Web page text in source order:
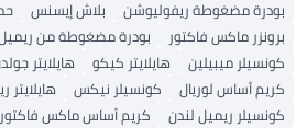
بودرة مضغوطة ريفوليوشن
بلاش إيسنس
برونزر ماكس فاكتور
بودرة مضغوطة من
كونسيلر ميبيلين
هايلايتر كيكو هايلايتر
كريم أساس لوريال
كونسيلر نيكس
كونسيلر ريميل لندن
كريم أساس ماكس فاكتور